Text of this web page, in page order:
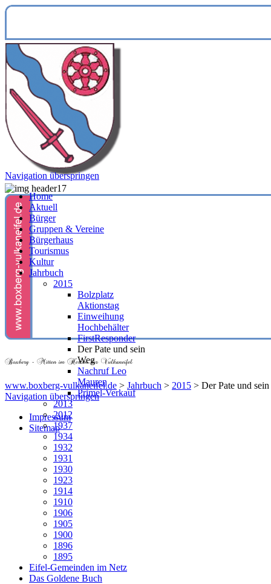
www.boxberg-vulkaneifel.de > Jahrbuch > 2015 > Der Pate und
Navigation überspringen
Impressum
Sitemap
Navigation überspringen
Home
Aktuell
Bürger
Gruppen & Vereine
Bürgerhaus
Tourismus
Kultur
Jahrbuch
2015
Bolzplatz
Aktionstag
Einweihung
Hochbehälter
FirstResponder
Der Pate und sein
Weg
Nachruf Leo
Mauren
Primel-Verkauf
2013
2012
1937
1934
1932
1931
1930
1923
1914
1910
1906
1905
1900
1896
1895
Eifel-Gemeinden im Netz
Das Goldene Buch